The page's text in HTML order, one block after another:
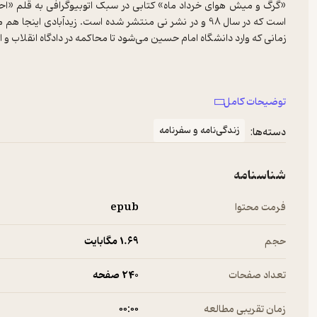
«گرگ و میش هوای خرداد ماه» کتابی در سبک اتوبیوگرافی به قلم
است که در سال 98 و در نشر نی منتشر شده است. زیدآبادی
زمانی که وارد دانشگاه امام حسین می‌شود تا محاکمه در دادگاه
درباره کتاب گرگ و میش هوای خرداد ماه
زمستان تهران» منتشر شده است. در جلد اول این سری کتاب، زیدآبادی
زندگی‌اش را از دوران قبولی در دانشگاه و آمدن به تهران روایت
برای ورود به دانشگاه امام حسین تلاش می‌کند. در این بین،
اهالی سیاست و مطبوعات تبدیل می‌شود.
توضیحات کامل
دسته‌ها:
زندگی‌نامه و سفرنامه
شناسنامه
فرمت محتوا epub
حجم 1.۶۹ مگابایت
تعداد صفحات 240 صفحه
زمان تقریبی مطالعه ۰۰:۰۰